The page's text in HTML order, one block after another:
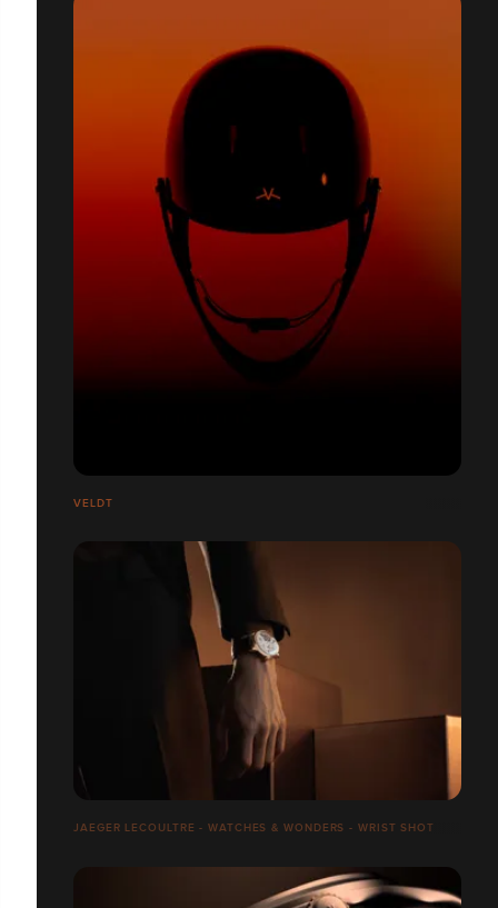
VELDT
JAEGER LECOULTRE - WATCHES & WONDERS - WRIST SHOT